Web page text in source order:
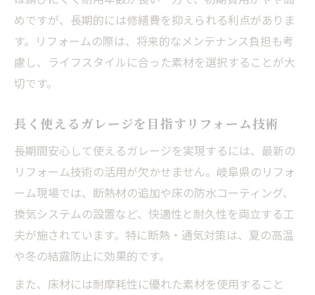
めですが、長期的には修繕費を抑えられる利点がありま
す。リフォームの際は、将来的なメンテナンス負担も考
慮し、ライフスタイルに合った素材を選択することが大
切です。
長く使えるガレージを目指すリフォーム技術
長期間安心して使えるガレージを実現するには、最新の
リフォーム技術の活用が欠かせません。岐阜県のリフォ
ーム現場では、断熱材の追加や床の防水コーティング、
換気システムの設置など、快適性と耐久性を両立する工
夫が施されています。特に断熱・通気対策は、夏の高温
や冬の結露防止に効果的です。
また、床材には耐摩耗性に優れた素材を使用すること